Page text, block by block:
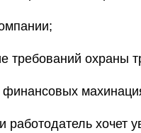
требований охраны
финансовых
работодатель хочет